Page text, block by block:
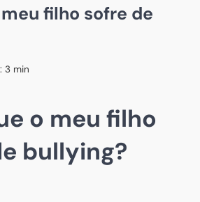
filho sofre de
3 min
o meu filho
bullying?